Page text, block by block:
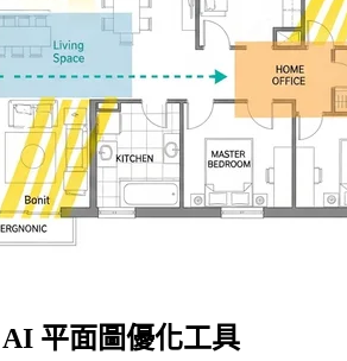
平面圖優化工具